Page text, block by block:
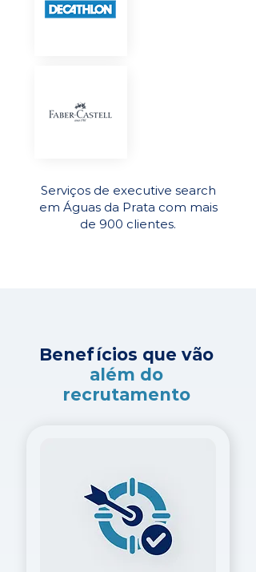
Serviços de executive search
em Águas da Prata com mais
de 900 clientes.
Benefícios que vão
além do
recrutamento